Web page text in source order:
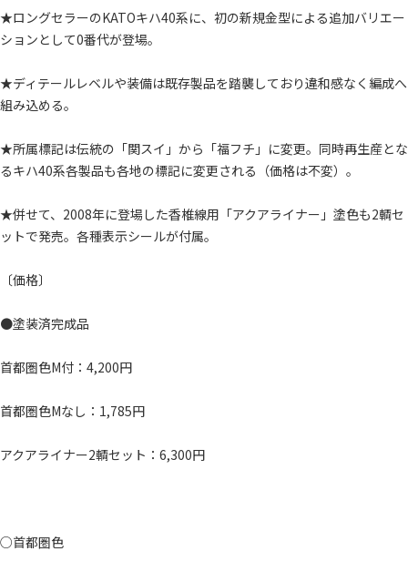
★ロングセラーのKATOキハ40系に、初の新規金型による追加バリエー
ションとして0番代が登場。
★ディテールレベルや装備は既存製品を踏襲しており違和感なく編成へ
組み込める。
★所属標記は伝統の「関スイ」から「福フチ」に変更。同時再生産とな
るキハ40系各製品も各地の標記に変更される（価格は不変）。
★併せて、2008年に登場した香椎線用「アクアライナー」塗色も2輌セ
ットで発売。各種表示シールが付属。
〔価格〕
●塗装済完成品
首都圏色M付：4,200円
首都圏色Mなし：1,785円
アクアライナー2輌セット：6,300円
○首都圏色